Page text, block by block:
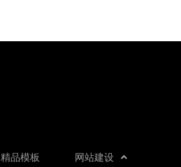
网站建设
精品模板